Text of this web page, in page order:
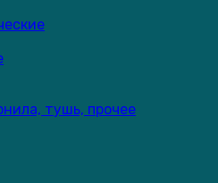
тушь, прочее